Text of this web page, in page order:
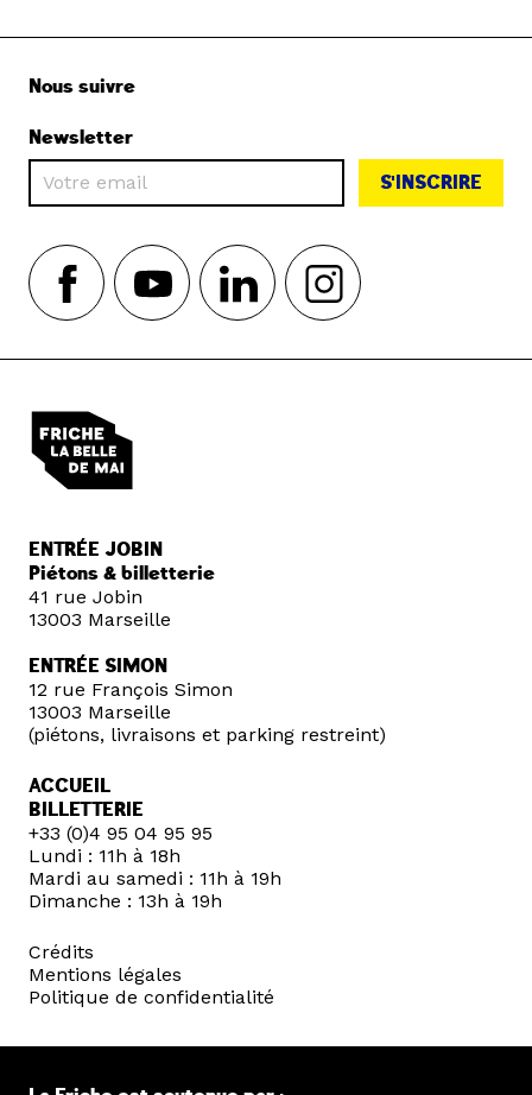
Nous suivre
Newsletter
S'INSCRIRE
ENTRÉE JOBIN
Piétons & billetterie
41 rue Jobin
13003 Marseille
ENTRÉE SIMON
12 rue François Simon
13003 Marseille
(piétons, livraisons et parking restreint)
ACCUEIL
BILLETTERIE
+33 (0)4 95 04 95 95
Lundi : 11h à 18h
Mardi au samedi : 11h à 19h
Dimanche : 13h à 19h
Crédits
Mentions légales
Politique de confidentialité